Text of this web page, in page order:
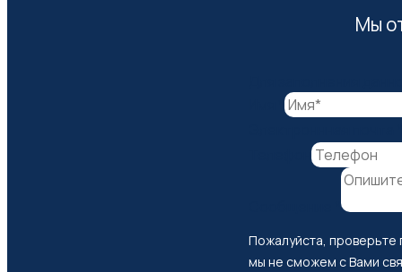
Мы
Пожалуйста, проверьте
мы не сможем с Вами